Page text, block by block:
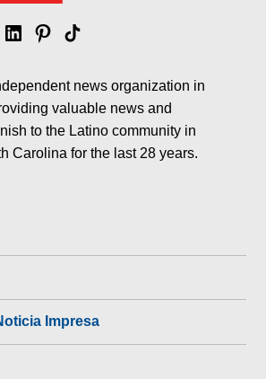
LinkedinPinterest
Tik
news organization in
valuable news and
to the Latino community in
Carolina for the last 28 years.
Impresa